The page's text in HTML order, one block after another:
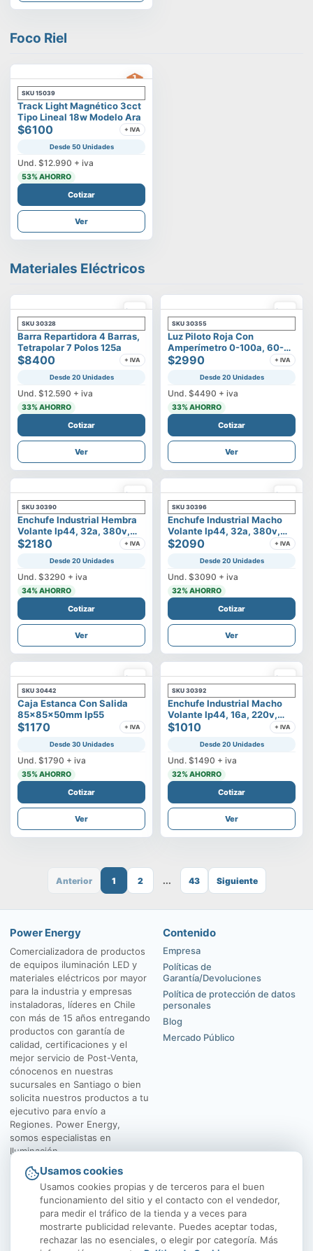
Foco Riel
SKU 15039
Track Light Magnético 3cct
Tipo Lineal 18w Modelo Ara
$6100 + IVA
Desde 50 Unidades
Und. $12.990 + iva
53% AHORRO
Cotizar
Ver
Materiales Eléctricos
SKU 30328
Barra Repartidora 4 Barras,
Tetrapolar 7 Polos 125a
$8400 + IVA
Desde 20 Unidades
Und. $12.590 + iva
33% AHORRO
Cotizar
Ver
SKU 30355
Luz Piloto Roja Con
Amperímetro 0-100a, 60-
500v
$2990 + IVA
Desde 20 Unidades
Und. $4490 + iva
33% AHORRO
Cotizar
Ver
SKU 30390
Enchufe Industrial Hembra
Volante Ip44, 32a, 380v,
3p+t
$2180 + IVA
Desde 20 Unidades
Und. $3290 + iva
34% AHORRO
Cotizar
Ver
SKU 30396
Enchufe Industrial Macho
Volante Ip44, 32a, 380v,
3p+t
$2090 + IVA
Desde 20 Unidades
Und. $3090 + iva
32% AHORRO
Cotizar
Ver
SKU 30442
Caja Estanca Con Salida
85x85x50mm Ip55
$1170 + IVA
Desde 30 Unidades
Und. $1790 + iva
35% AHORRO
Cotizar
Ver
SKU 30392
Enchufe Industrial Macho
Volante Ip44, 16a, 220v,
2p+t
$1010 + IVA
Desde 20 Unidades
Und. $1490 + iva
32% AHORRO
Cotizar
Ver
Anterior 1 2 ... 43 Siguiente
Power Energy
Comercializadora de productos
de equipos iluminación LED y
materiales eléctricos por mayor
para la industria y empresas
instaladoras, líderes en Chile
con más de 15 años entregando
productos con garantía de
calidad, certificaciones y el
mejor servicio de Post-Venta,
cónocenos en nuestras
sucursales en Santiago o bien
solicita nuestros productos a tu
ejecutivo para envío a
Regiones. Power Energy,
somos especialistas en
Iluminación.
Contenido
Empresa
Políticas de
Garantía/Devoluciones
Política de protección de datos
personales
Blog
Mercado Público
El Rosal 4547, Huechuraba
Usamos cookies
Usamos cookies propias y de terceros para el buen
funcionamiento del sitio y el contacto con el vendedor,
para medir el tráfico de la tienda y a veces para
mostrarte publicidad relevante. Puedes aceptar todas,
rechazar las no esenciales, o elegir por categoría. Más